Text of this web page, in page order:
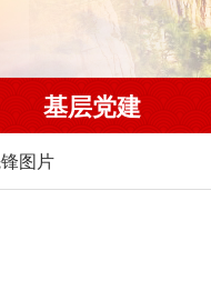
基层党建
图片